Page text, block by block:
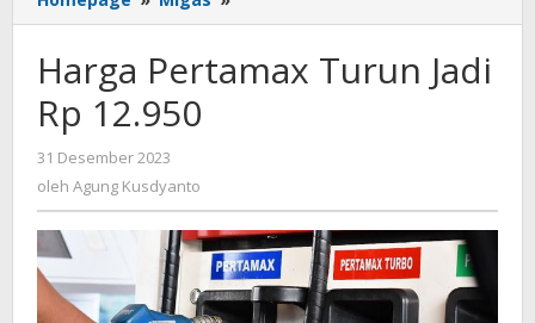
Pertamax
Jadi
Harga Pertamax Turun Jadi
Rp 12.950
31 Desember 2023
Agung
oleh Agung Kusdyanto